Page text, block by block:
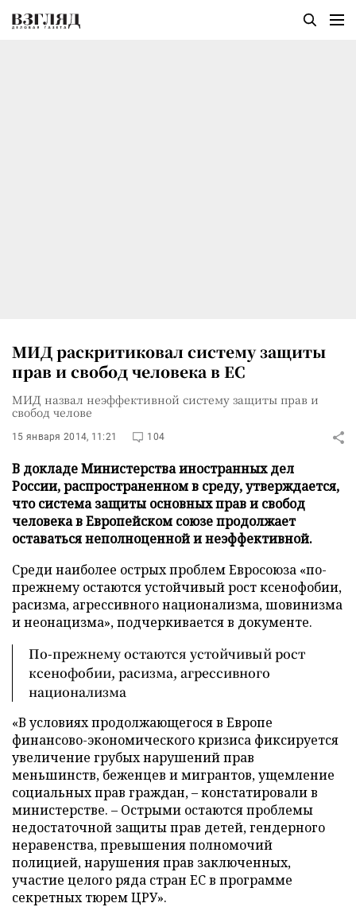
МИД раскритиковал систему защиты
прав и свобод человека в ЕС
МИД назвал неэффективной систему защиты прав и
свобод челове
15 января 2014, 11:21 104
В докладе Министерства иностранных дел
России, распространенном в среду, утверждается,
что система защиты основных прав и свобод
человека в Европейском союзе продолжает
оставаться неполноценной и неэффективной.
Среди наиболее острых проблем Евросоюза «по-
прежнему остаются устойчивый рост ксенофобии,
расизма, агрессивного национализма, шовинизма
и неонацизма», подчеркивается в документе.
По-прежнему остаются устойчивый рост
ксенофобии, расизма, агрессивного
национализма
«В условиях продолжающегося в Европе
финансово-экономического кризиса фиксируется
увеличение грубых нарушений прав
меньшинств, беженцев и мигрантов, ущемление
социальных прав граждан,–констатировали в
министерстве. – Острыми остаются проблемы
недостаточной защиты прав детей, гендерного
неравенства, превышения полномочий
полицией, нарушения прав заключенных,
участие целого ряда стран ЕС в программе
секретных тюрем ЦРУ».